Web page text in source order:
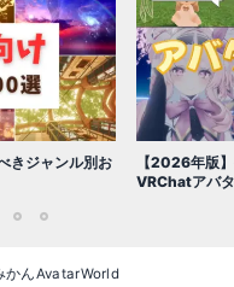
料で使える
ルド紹介）
【2026年版
世界を味わえ
かんAvatarWorld